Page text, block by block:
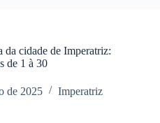
da cidade de Imperatriz:
de 1 à 30
de 2025 Imperatriz